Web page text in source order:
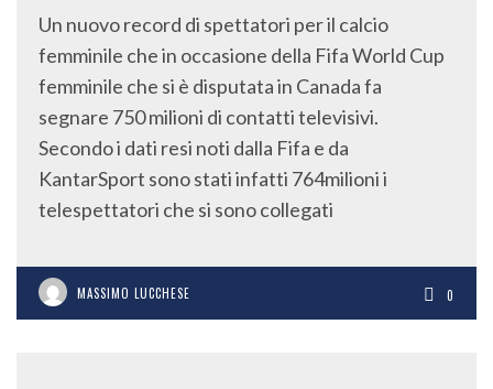
Un nuovo record di spettatori per il calcio
femminile che in occasione della Fifa World Cup
femminile che si è disputata in Canada fa
segnare 750 milioni di contatti televisivi.
Secondo i dati resi noti dalla Fifa e da
KantarSport sono stati infatti 764milioni i
telespettatori che si sono collegati
MASSIMO LUCCHESE 0